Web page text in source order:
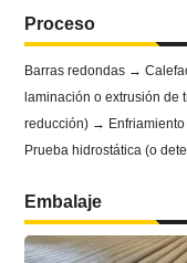
Proceso
Barras redondas →
laminación o extrusión
reducción) →
Prueba hidrostática (o
Embalaje